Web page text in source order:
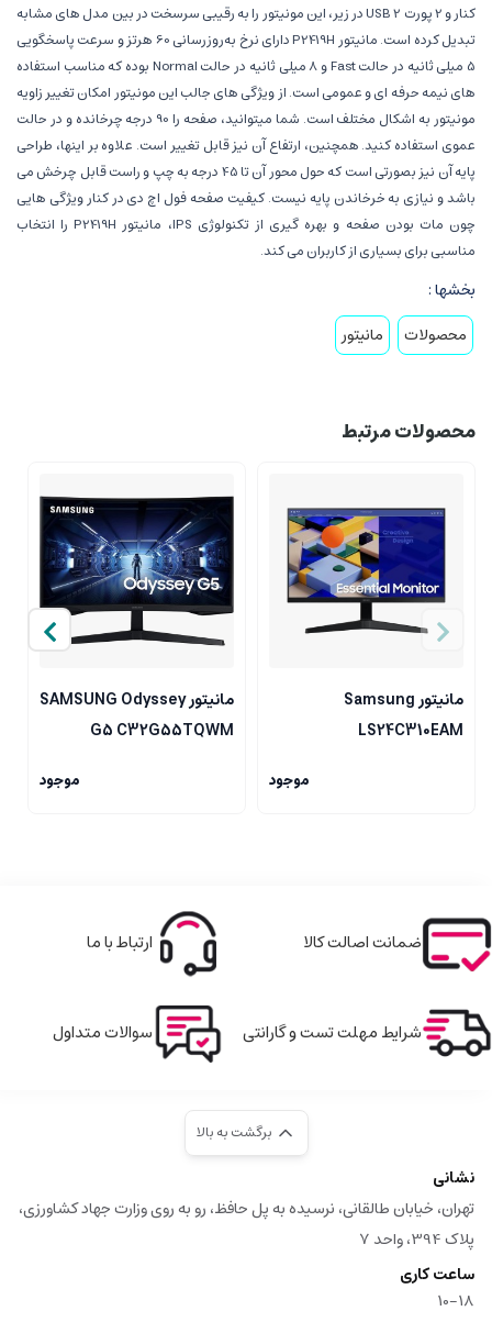
کنار و 2 پورت USB 2 در زیر، این مونیتور را به رقیبی سرسخت در بین مدل های مشابه
تبدیل کرده است. مانیتور P2419H دارای نرخ به‌روزرسانی 60 هرتز و سرعت پاسخگویی
5 میلی ثانیه در حالت Fast و 8 میلی ثانیه در حالت Normal بوده که مناسب استفاده
های نیمه حرفه ای و عمومی است. از ویژگی های جالب این مونیتور امکان تغییر زاویه
مونیتور به اشکال مختلف است. شما میتوانید، صفحه را 90 درجه چرخانده و در حالت
عموی استفاده کنید. همچنین، ارتفاع آن نیز قابل تغییر است. علاوه بر اینها، طراحی
پایه آن نیز بصورتی است که حول محور آن تا 45 درجه به چپ و راست قابل چرخش می
باشد و نیازی به خرخاندن پایه نیست. کیفیت صفحه فول اچ دی در کنار ویژگی هایی
چون مات بودن صفحه و بهره گیری از تکنولوژی IPS، مانیتور P2419H را انتخاب
مناسبی برای بسیاری از کاربران می کند.
بخشها :
محصولات
مانیتور
محصولات مرتبط
مانیتور Samsung
LS24C310EAM
موجود
مانیتور SAMSUNG Odyssey
G5 C32G55TQWM
موجود
ضمانت اصالت کالا ارتباط با ما
شرایط مهلت تست و گارانتی سوالات متداول
برگشت به بالا
نشانی
تهران، خیابان طالقانی، نرسیده به پل حافظ، رو به روی وزارت جهاد کشاورزی،
پلاک 394، واحد 7
ساعت کاری
10-18